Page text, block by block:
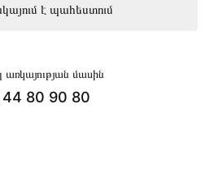
է պահեստում
մասին
44 80 90 80